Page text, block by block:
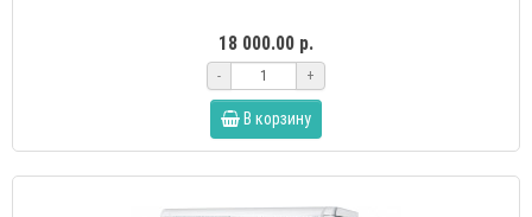
18 000.00 р.
- +
В корзину